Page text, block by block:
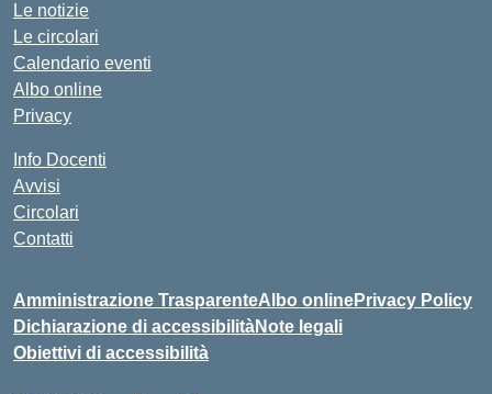
Le notizie
Le circolari
Calendario eventi
Albo online
Privacy
Info Docenti
Avvisi
Circolari
Contatti
Amministrazione TrasparenteAlbo onlinePrivacy Policy
Dichiarazione di accessibilitàNote legali
Obiettivi di accessibilità